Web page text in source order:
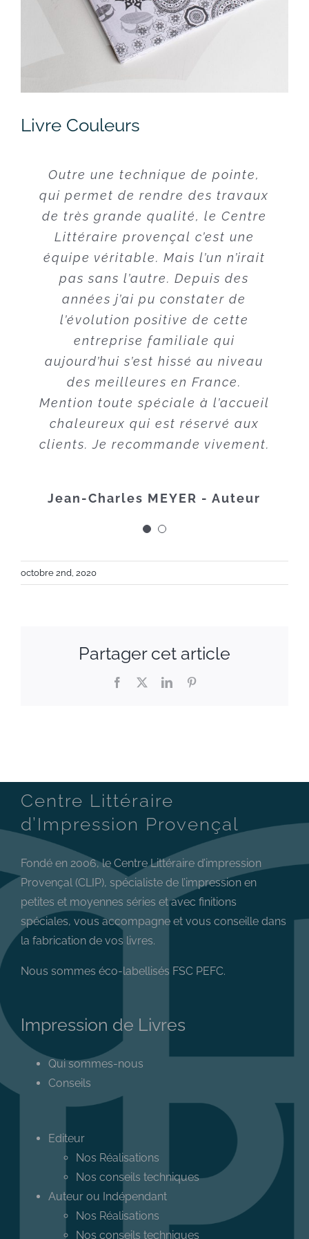
Livre Couleurs
Outre une technique de pointe,
qui permet de rendre des travaux
de très grande qualité, le Centre
Littéraire provençal c’est une
équipe véritable. Mais l’un n’irait
pas sans l’autre. Depuis des
années j’ai pu constater de
l’évolution positive de cette
entreprise familiale qui
aujourd’hui s’est hissé au niveau
des meilleures en France.
Mention toute spéciale à l’accueil
chaleureux qui est réservé aux
clients. Je recommande vivement.
Jean-Charles MEYER - Auteur
J’ai, par le plus grand des
hasards, fait imprimer mes livres
à l’imprimerie Clip. J’en suis
entièrement satisfaite, j’ai
découvert un univers de
gentillesse, de bienveillance et
de professionnalisme au-delà de
toute espérance. La bonne
surprise a été la modicité des
prestations qui m’ont fidélisée
encore plus à cette entreprise. Je
le recommande à tous mes amis,
et quoi qu’il advienne, je lui
resterai toujours fidèle.
juste un acrostiche :
Comment bien définir cet
Le professionnalisme, allié au
Il est un grand artiste et vous
serez content
octobre 2nd, 2020
Partager cet article
Facebook LinkedIn
Centre Littéraire
d’Impression Provençal
Fondé en 2006, le Centre Littéraire d’impression
Provençal (CLIP), spécialiste de l’impression en
petites et moyennes séries et avec finitions
spéciales, vous accompagne et vous conseille dans
la fabrication de vos livres.
Nous sommes éco-labellisés FSC PEFC.
Impression de Livres
Qui sommes-nous
Conseils
Editeur
Nos Réalisations
Nos conseils techniques
Auteur ou Indépendant
Nos Réalisations
Nos conseils techniques